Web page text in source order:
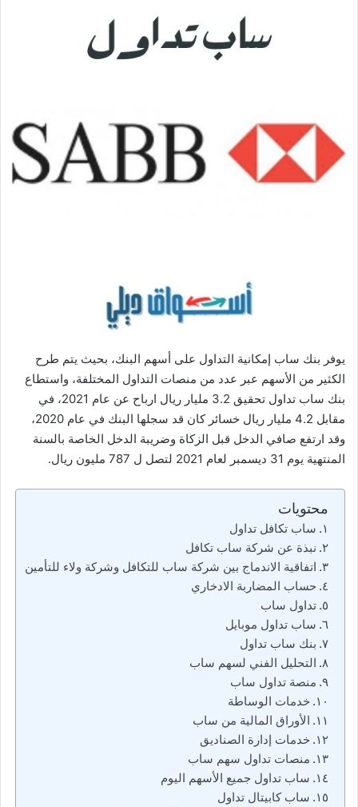
إ
ل
ك
ت
يوفر بنك ساب إمكانية التداول على أسهم البنك، بحيث يتم طرح
الكثير من الأسهم عبر عدد من منصات التداول المختلفة، واستطاع
بنك ساب تداول تحقيق 3.2 مليار ريال ارباح عن عام 2021، في
مقابل 4.2 مليار ريال خسائر كان قد سجلها البنك في عام 2020،
وقد ارتفع صافي الدخل قبل الزكاة وضريبة الدخل الخاصة بالسنة
المنتهية يوم 31 ديسمبر لعام 2021 لتصل ل 787 مليون ريال.
محتويات
ساب تكافل تداول
نبذة عن شركة ساب تكافل
اتفاقية الاندماج بين شركة ساب للتكافل وشركة ولاء للتأمين
حساب المضاربة الادخاري
تداول ساب
ساب تداول موبايل
بنك ساب تداول
التحليل الفني لسهم ساب
منصة تداول ساب
خدمات الوساطة
الأوراق المالية من ساب
خدمات إدارة الصناديق
منصات تداول سهم ساب
ساب تداول جميع الأسهم اليوم
ساب كابيتال تداول